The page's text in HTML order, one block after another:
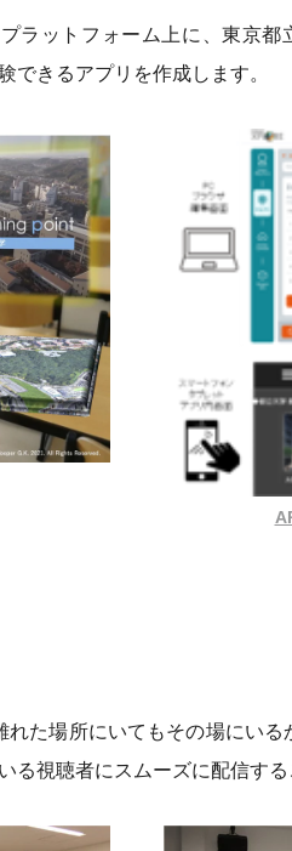
ラットフォーム上に、東京都
できるアプリを作成します。
た場所にいてもその場にい
視聴者にスムーズに配信する